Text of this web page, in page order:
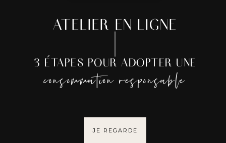
ATELIER EN LIGNE
3 ÉTAPES POUR ADOPTER UNE
consommation responsable
JE REGARDE